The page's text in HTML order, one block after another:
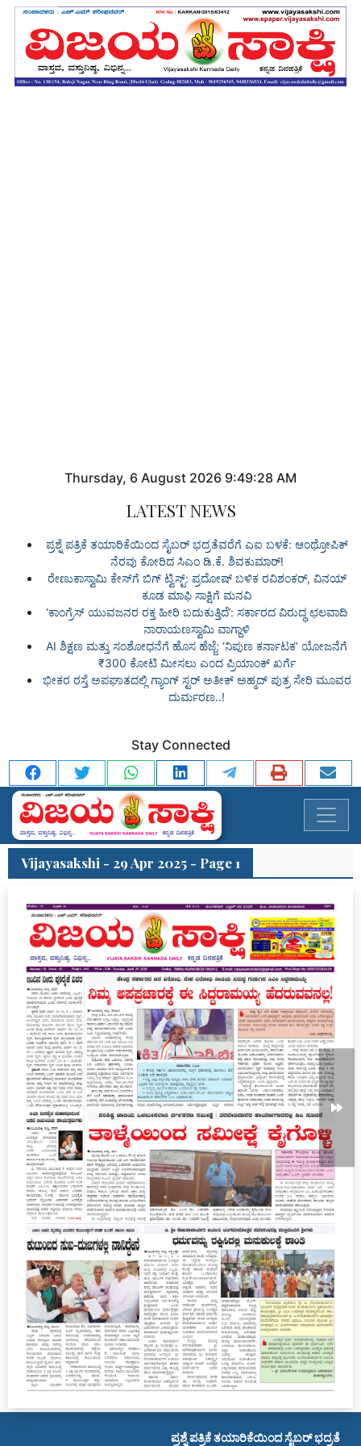
Thursday, 6 August 2026 9:49:28 AM
LATEST NEWS
ಪ್ರಶ್ನೆ ಪತ್ರಿಕೆ ತಯಾರಿಕೆಯಿಂದ ಸೈಬರ್ ಭದ್ರತೆವರೆಗೆ ಎಐ ಬಳಕೆ: ಆಂಥ್ರೋಪಿಕ್
ನೆರವು ಕೋರಿದ ಸಿಎಂ ಡಿ.ಕೆ. ಶಿವಕುಮಾರ್!
ರೇಣುಕಾಸ್ವಾಮಿ ಕೇಸ್‌ಗೆ ಬಿಗ್ ಟ್ವಿಸ್ಟ್: ಪ್ರದೋಷ್ ಬಳಿಕ ರವಿಶಂಕರ್, ವಿನಯ್
ಕೂಡ ಮಾಫಿ ಸಾಕ್ಷಿಗೆ ಮನವಿ
‘ಕಾಂಗ್ರೆಸ್ ಯುವಜನರ ರಕ್ತ ಹೀರಿ ಬದುಕುತ್ತಿದೆ’: ಸರ್ಕಾರದ ವಿರುದ್ಧ ಛಲವಾದಿ
ನಾರಾಯಣಸ್ವಾಮಿ ವಾಗ್ದಾಳಿ
AI ಶಿಕ್ಷಣ ಮತ್ತು ಸಂಶೋಧನೆಗೆ ಹೊಸ ಹೆಜ್ಜೆ; ‘ನಿಪುಣ ಕರ್ನಾಟಕ’ ಯೋಜನೆಗೆ
₹300 ಕೋಟಿ ಮೀಸಲು ಎಂದ ಪ್ರಿಯಾಂಕ್ ಖರ್ಗೆ
ಭೀಕರ ರಸ್ತೆ ಅಪಘಾತದಲ್ಲಿ ಗ್ಯಾಂಗ್ ಸ್ಟರ್ ಅತೀಕ್ ಅಹ್ಮದ್ ಪುತ್ರ ಸೇರಿ ಮೂವರ
ದುರ್ಮರಣ..!
Stay Connected
Vijayasakshi - 29 Apr 2025 - Page 1
ಪ್ರಶ್ನೆ ಪತ್ರಿಕೆ ತಯಾರಿಕೆಯಿಂದ ಸೈಬರ್